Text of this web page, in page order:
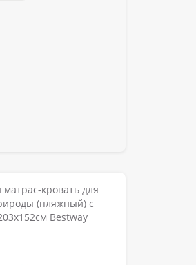
кровать для
(пляжный) с
Bestway